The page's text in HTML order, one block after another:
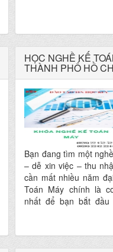
HỌC NGHỀ KẾ
THÀNH PHỐ HỒ
Bạn đang tìm một
– dễ xin việc – thu
cần mất nhiều năm
Toán Máy chính là
nhất để bạn bắt đầu